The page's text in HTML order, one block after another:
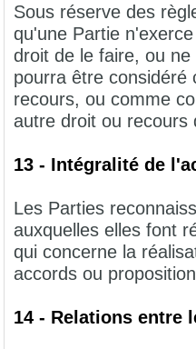
Sous réserve des
qu'une Partie
droit de le faire, ou
pourra être considéré
recours, ou comme
autre droit ou recours
13 - Intégralité de
Les Parties
auxquelles elles font
qui concerne la
accords ou
14 - Relations entre